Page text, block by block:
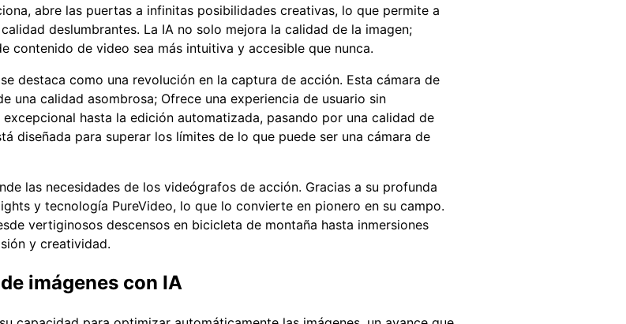
abre las puertas a infinitas posibilidades creativas, lo que permite a
deslumbrantes. La IA no solo mejora la calidad de la imagen;
contenido de video sea más intuitiva y accesible que nunca.
se destaca como una revolución en la captura de acción. Esta cámara de
calidad asombrosa; Ofrece una experiencia de usuario sin
hasta la edición automatizada, pasando por una calidad de
diseñada para superar los límites de lo que puede ser una cámara de
las necesidades de los videógrafos de acción. Gracias a su profunda
y tecnología PureVideo, lo que lo convierte en pionero en su campo.
vertiginosos descensos en bicicleta de montaña hasta inmersiones
y creatividad.
imágenes con IA